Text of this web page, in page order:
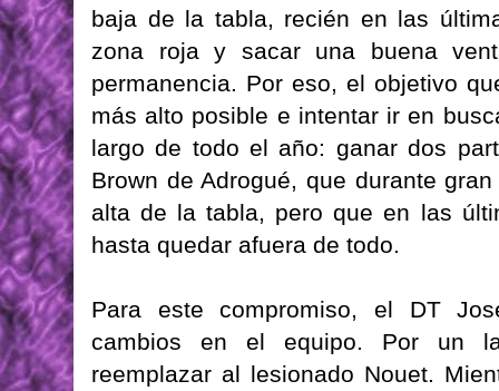
baja de la tabla, recién en las
zona roja y sacar una buena
permanencia. Por eso, el objetivo
más alto posible e intentar ir en
largo de todo el año: ganar dos
Brown de Adrogué, que durante
alta de la tabla, pero que en las
hasta quedar afuera de todo.
Para este compromiso, el DT
cambios en el equipo. Por un
reemplazar al lesionado Nouet.